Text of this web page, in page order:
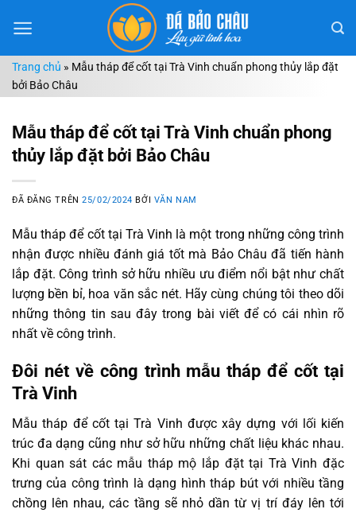
đến
dungTrang chủ » Mẫu tháp để cốt tại Trà Vinh chuẩn phong thủy lắp đặt
bởi Bảo Châu
Mẫu tháp để cốt tại Trà Vinh chuẩn phong
thủy lắp đặt bởi Bảo Châu
ĐÃ ĐĂNG TRÊN25/02/2024 BỞI VĂN NAM
Mẫu tháp để cốt tại Trà Vinh là một trong những công trình
nhận được nhiều đánh giá tốt mà Bảo Châu đã tiến hành
lắp đặt. Công trình sở hữu nhiều ưu điểm nổi bật như chất
lượng bền bỉ, hoa văn sắc nét. Hãy cùng chúng tôi theo dõi
những thông tin sau đây trong bài viết để có cái nhìn rõ
nhất về công trình.
Đôi nét về công trình mẫu tháp để cốt tại
Trà Vinh
Mẫu tháp để cốt tại Trà Vinh được xây dựng với lối kiến
trúc đa dạng cũng như sở hữu những chất liệu khác nhau.
Khi quan sát các mẫu tháp mộ lắp đặt tại Trà Vinh đặc
trưng của công trình là dạng hình tháp bút với nhiều tầng
chồng lên nhau, các tầng sẽ nhỏ dần từ vị trí đáy lên tới